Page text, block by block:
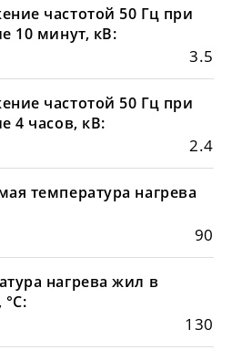
частотой 50 Гц при
10 минут, кВ:
3.5
частотой 50 Гц при
4 часов, кВ:
2.4
температура нагрева
90
нагрева жил в
130